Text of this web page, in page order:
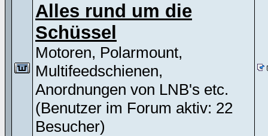
Alles rund um die
Schüssel
Motoren, Polarmount,
Multifeedschienen,
Anordnungen von LNB's etc.
(Benutzer im Forum aktiv: 22
Besucher)